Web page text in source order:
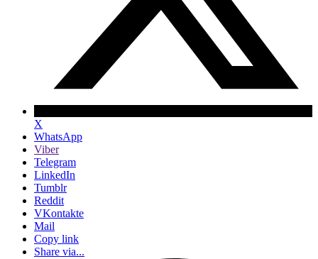
X
WhatsApp
Viber
Telegram
LinkedIn
Tumblr
Reddit
VKontakte
Mail
Copy link
Share via...